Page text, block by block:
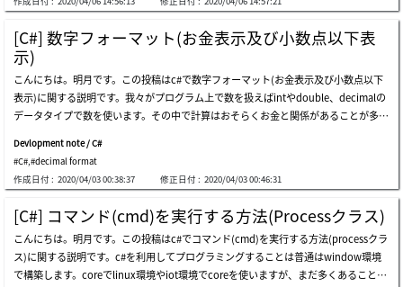
いと思います。一つ一つのエラー確認やソース応用が可能することを比べてionicの
場合は解凍ソースはすごく簡単だけど、一つのコントロールが難しいなので様々とこ
ろで使いにくいと思います。ここまでc#でzipの圧縮ファイルを解凍するコードを作
成する方法に関する説明でした。ご不明なところや間違いところがあればコメントし
てください。
があります。二つのライブラリでパフォーマンスの差がありません。ソースのステッ
プの差もないので、ユーザが気になるもので使えばよいです。ionicライブラリionic
ライブラリは外部ライブラリなのでnugetを通ってionicライブラリをダウンロード
と連結をしましょう。d:\work\compresstestのディレクトリを圧縮しましょう。実
行しました。圧縮ファイルが作成されたことを確認できます。圧縮ファイル内を確認
しましょう。圧縮が正常にできました。.net framework内部を利用する方法先に「s
ystem.io.commpress」と「system.io.comppression.filesystem」を追加しましょ
う。d:\work\compresstestのディレクトリを圧縮しましょう。実行しました。圧縮
ファイルが作成されたことを確認できます。圧縮ファイル内を確認しましょう。ioni
cライブラリと標準ライブラリを利用するソーススタイルが似てます。圧縮解凍は少
し差がありますが、圧縮することは同じです。そうすると標準ライブラリを使うほう
がオープンライブラリを利用することより良いと思います。ここまでc#でzip圧縮コ
ードを作成する方法に関する説明でした。ご不明なところや間違いところがあればコ
メントしてください。
[C#] 数字フォーマット(お金表示及び小数点以下表
示)
こんにちは。明月です。この投稿はc#で数字フォーマット(お金表示及び小数点以下
表示)に関する説明です。我々がプログラム上で数を扱えばintやdouble、decimalの
データタイプで数を使います。その中で計算はおそらくお金と関係があることが多く
と見づらいことになります。特に億や兆単位までなれば行くと間違って読んで間違っ
て判断する可能性もあります。数を間違って読むことはお金の単位は100万円です
が、コンマなしで1000000円のことに出力されたら一目で100万円に認識するのが難
しいことです。つまり1000万円のことで誤解することがあります。１億の場合は100
000000 です。そのため、我々は誤解しないようにコンマを表示して数の単位を区分
します。上の例をみれば変数に1億を格納して「#,##0」のフォーマットで出力フォー
マット(tostring関数)を設定してお金形式で表示しました。エクセルを使ったことが
ある方なら数字フォーマット形式を知るかもしりません。数字を表現することで
Devlopment note / C#
#C# #decimal format
作成日付 : 2020/04/03 00:38:37 修正日付 : 2020/04/03 00:46:31
[C#] コマンド(cmd)を実行する方法(Processクラス)
こんにちは。明月です。この投稿はc#でコマンド(cmd)を実行する方法(processクラ
ス)に関する説明です。c#を利用してプログラミングすることは普通はwindow環境
で構築します。coreでlinux環境やiot環境でcoreを使いますが、まだ多くあることで